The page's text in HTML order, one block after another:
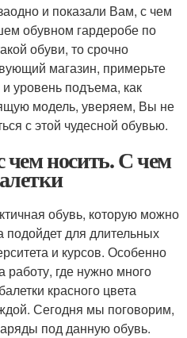
и показали Вам, с чем
обувном гардеробе по
обуви, то срочно
магазин, примерьте
уровень подъема, как
модель, уверяем, Вы не
с этой чудесной обувью.
чем носить. С чем
обувь, которую можно
для длительных
и курсов. Особенно
работу, где нужно много
красного цвета
Сегодня мы поговорим,
под данную обувь.